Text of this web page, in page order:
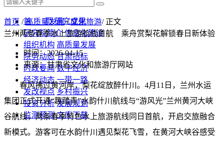
首 页 研究成果
研究院简介 信息化建设
组织机构 高质量发展
院务动态 甘肃招标
时政要闻 数字经济
经济动态 一带一路
发改视点 乡村振兴
投资分析 发展规划
监测预测 文库下载
首页 /高质量发展/文化旅游/ 正文
兰州两条春季水上旅游航线首航 乘舟赏梨花解锁春日新体验
时间：2026-04-15
来源：甘肃省文化和旅游厅网站
春风拂过黄河岸，梨花绽放醉什川。4月11日，兰州水运
集团正式开通“趣踏青”水韵什川航线与“游风光”兰州黄河大峡
谷航线，两条春季特色水上旅游航线同日首航，开启交旅融合
新模式。游客可在水韵什川遇见梨花飞雪，在黄河大峡谷感受